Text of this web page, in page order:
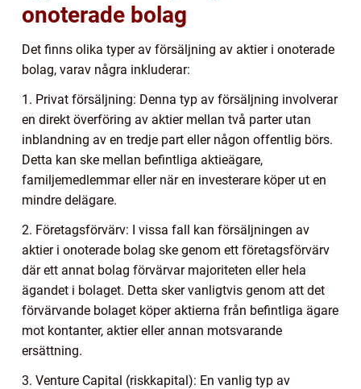
onoterade bolag
Det finns olika typer av försäljning av aktier i onoterade
bolag, varav några inkluderar:
1. Privat försäljning: Denna typ av försäljning involverar
en direkt överföring av aktier mellan två parter utan
inblandning av en tredje part eller någon offentlig börs.
Detta kan ske mellan befintliga aktieägare,
familjemedlemmar eller när en investerare köper ut en
mindre delägare.
2. Företagsförvärv: I vissa fall kan försäljningen av
aktier i onoterade bolag ske genom ett företagsförvärv
där ett annat bolag förvärvar majoriteten eller hela
ägandet i bolaget. Detta sker vanligtvis genom att det
förvärvande bolaget köper aktierna från befintliga ägare
mot kontanter, aktier eller annan motsvarande
ersättning.
3. Venture Capital (riskkapital): En vanlig typ av